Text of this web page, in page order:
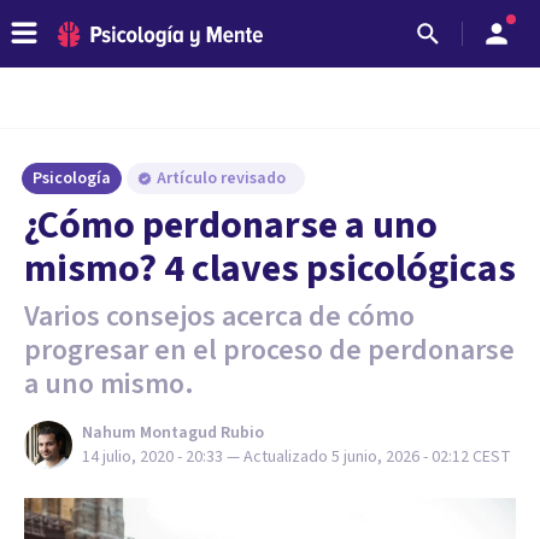
Psicología Artículo revisado
¿Cómo perdonarse a uno
mismo? 4 claves psicológicas
Varios consejos acerca de cómo
progresar en el proceso de perdonarse
a uno mismo.
Nahum Montagud Rubio
14 julio, 2020 - 20:33 — Actualizado 5 junio, 2026 - 02:12 CEST